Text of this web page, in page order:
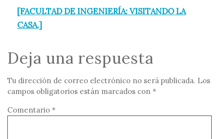
[FACULTAD DE INGENIERÍA: VISITANDO LA
CASA.]
Deja una respuesta
Tu dirección de correo electrónico no será publicada. Los
campos obligatorios están marcados con *
Comentario *